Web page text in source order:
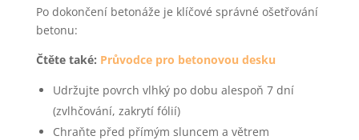
Po dokončení betonáže je klíčové správné ošetřování
betonu:
Čtěte také: Průvodce pro betonovou desku
Udržujte povrch vlhký po dobu alespoň 7 dní
(zvlhčování, zakrytí fólií)
Chraňte před přímým sluncem a větrem